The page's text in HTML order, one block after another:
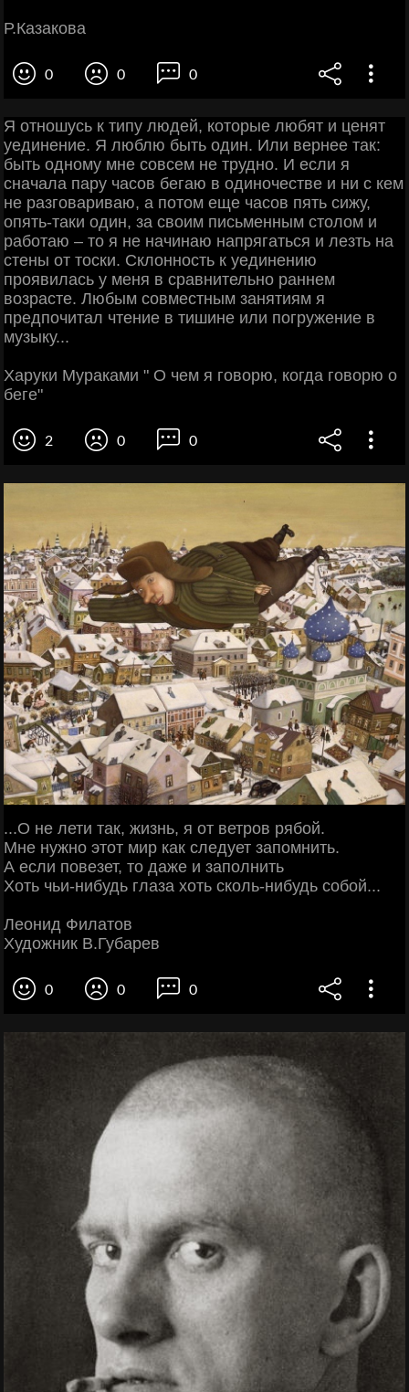
Р.Казакова
0 0 0
Я отношусь к типу людей, которые любят и ценят
уединение. Я люблю быть один. Или вернее так:
быть одному мне совсем не трудно. И если я
сначала пару часов бегаю в одиночестве и ни с кем
не разговариваю, а потом еще часов пять сижу,
опять-таки один, за своим письменным столом и
работаю – то я не начинаю напрягаться и лезть на
стены от тоски. Склонность к уединению
проявилась у меня в сравнительно раннем
возрасте. Любым совместным занятиям я
предпочитал чтение в тишине или погружение в
музыку...
Харуки Мураками " О чем я говорю, когда говорю о
беге"
2 0 0
...О не лети так, жизнь, я от ветров рябой.
Мне нужно этот мир как следует запомнить.
А если повезет, то даже и заполнить
Хоть чьи-нибудь глаза хоть сколь-нибудь собой...
Леонид Филатов
Художник В.Губарев
0 0 0